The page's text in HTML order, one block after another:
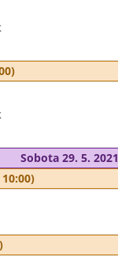
Sobota 29. 5. 2021